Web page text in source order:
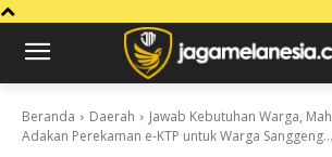
Beranda Daerah
Jawab Kebutuhan Warga,
Adakan Perekaman e-KTP untuk Warga Sanggeng...